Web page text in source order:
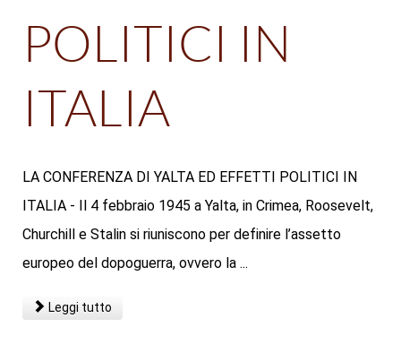
POLITICI IN
ITALIA
LA CONFERENZA DI YALTA ED EFFETTI POLITICI IN
ITALIA - Il 4 febbraio 1945 a Yalta, in Crimea, Roosevelt,
Churchill e Stalin si riuniscono per definire l’assetto
europeo del dopoguerra, ovvero la ...
Leggi tutto